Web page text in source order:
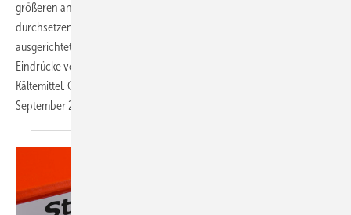
größeren anlagentechnischen Aufwands noch nicht auf breiter Basis
durchsetzen. Diese Zurückhaltung ist primär der bisherigen auf F-Gase
ausge­richteten Ausbildung der Kälteanlagenbauer geschuldet.
Eindrücke vom DKV-Kolloquium „Kohlenwasserstoffe – brennbare
Kältemittel. Gesetzliche Grund­lagen und Anlagenbeispiele“, das im
September 2019 in München